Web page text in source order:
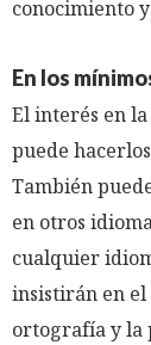
conocimiento
En los
El interés en
puede
También
en otros
cualquier
insistirán en el
ortografía y la